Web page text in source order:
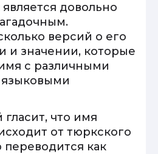
довольно
версий о его
и значении, которые
с различными
что имя
от тюркского
переводится как